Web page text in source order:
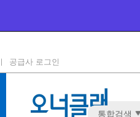
공급사 로그인
통합검색